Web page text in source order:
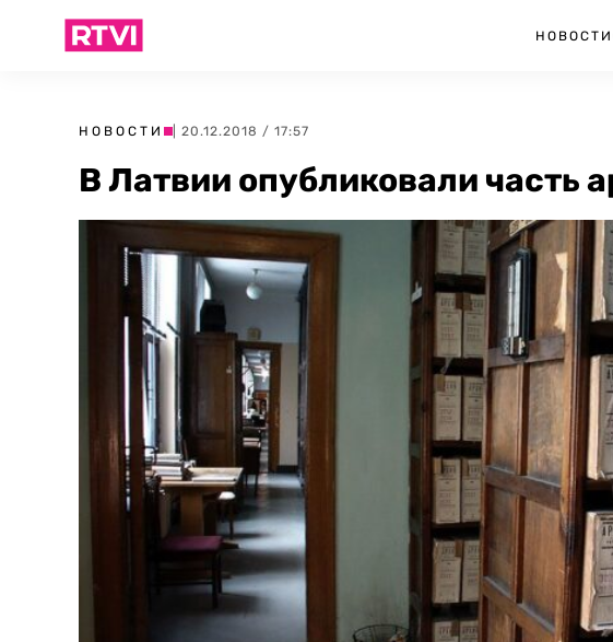
НОВОСТИ
НОВОСТИ | 20.12.2018 / 17:57
В Латвии опубликовали часть